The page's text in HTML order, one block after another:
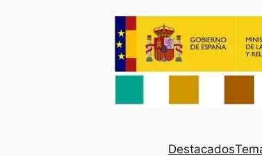
Destacados